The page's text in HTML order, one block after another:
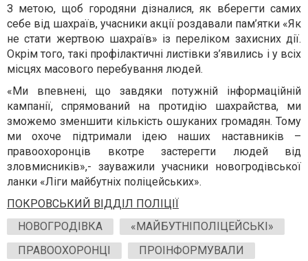
З метою, щоб городяни дізналися, як вберегти самих
себе від шахраїв, учасники акції роздавали пам’ятки «Як
не стати жертвою шахраїв» із переліком захисних дії.
Окрім того, такі профілактичні листівки з’явились і у всіх
місцях масового перебування людей.
«Ми впевнені, що завдяки потужній інформаційній
кампанії, спрямований на протидію шахрайства, ми
зможемо зменшити кількість ошуканих громадян. Тому
ми охоче підтримали ідею наших наставників –
правоохоронців вкотре застерегти людей від
зловмисників»,- зауважили учасники новогродівської
ланки «Ліги майбутніх поліцейських».
ПОКРОВСЬКИЙ ВІДДІЛ ПОЛІЦІЇ
НОВОГРОДІВКА
«МАЙБУТНІПОЛІЦЕЙСЬКІ»
ПРАВООХОРОНЦІ
ПРОІНФОРМУВАЛИ